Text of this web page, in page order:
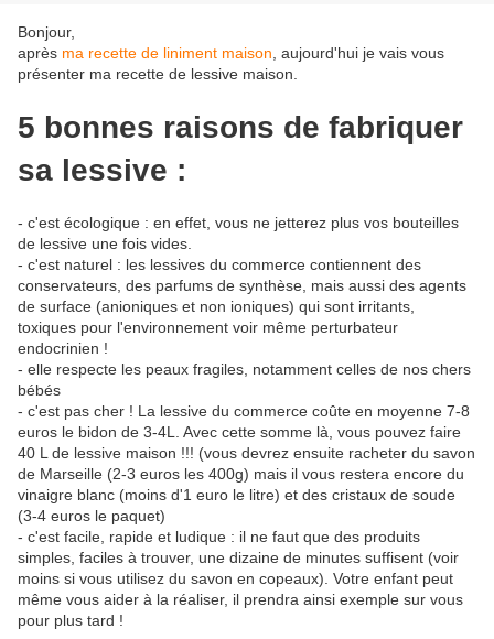
Bonjour,
après ma recette de liniment maison , aujourd'hui je vais vous
présenter ma recette de lessive maison.
5 bonnes raisons de fabriquer
sa lessive :
- c'est écologique : en effet, vous ne jetterez plus vos bouteilles
de lessive une fois vides.
- c'est naturel : les lessives du commerce contiennent des
conservateurs, des parfums de synthèse, mais aussi des agents
de surface (anioniques et non ioniques) qui sont irritants,
toxiques pour l'environnement voir même perturbateur
endocrinien !
- elle respecte les peaux fragiles, notamment celles de nos chers
bébés
- c'est pas cher ! La lessive du commerce coûte en moyenne 7-8
euros le bidon de 3-4L. Avec cette somme là, vous pouvez faire
40 L de lessive maison !!! (vous devrez ensuite racheter du savon
de Marseille (2-3 euros les 400g) mais il vous restera encore du
vinaigre blanc (moins d'1 euro le litre) et des cristaux de soude
(3-4 euros le paquet)
- c'est facile, rapide et ludique : il ne faut que des produits
simples, faciles à trouver, une dizaine de minutes suffisent (voir
moins si vous utilisez du savon en copeaux). Votre enfant peut
même vous aider à la réaliser, il prendra ainsi exemple sur vous
pour plus tard !